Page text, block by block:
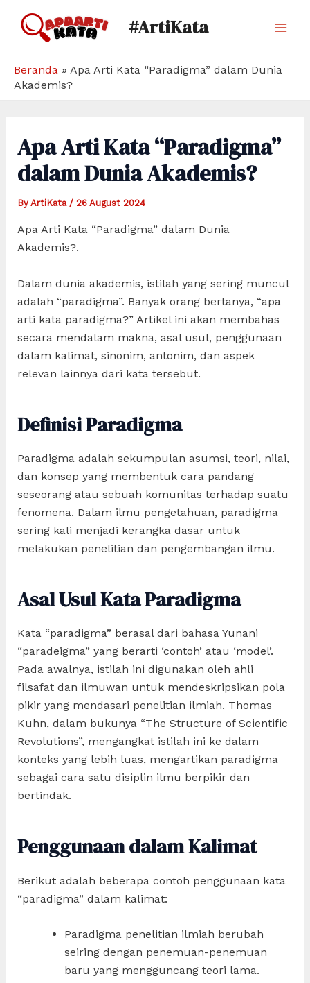
#ArtiKata
Beranda » Apa Arti Kata “Paradigma” dalam Dunia
Akademis?
Apa Arti Kata “Paradigma”
dalam Dunia Akademis?
By ArtiKata / 26 August 2024
Apa Arti Kata “Paradigma” dalam Dunia
Akademis?.
Dalam dunia akademis, istilah yang sering muncul
adalah “paradigma”. Banyak orang bertanya, “apa
arti kata paradigma?” Artikel ini akan membahas
secara mendalam makna, asal usul, penggunaan
dalam kalimat, sinonim, antonim, dan aspek
relevan lainnya dari kata tersebut.
Definisi Paradigma
Paradigma adalah sekumpulan asumsi, teori, nilai,
dan konsep yang membentuk cara pandang
seseorang atau sebuah komunitas terhadap suatu
fenomena. Dalam ilmu pengetahuan, paradigma
sering kali menjadi kerangka dasar untuk
melakukan penelitian dan pengembangan ilmu.
Asal Usul Kata Paradigma
Kata “paradigma” berasal dari bahasa Yunani
“paradeigma” yang berarti ‘contoh’ atau ‘model’.
Pada awalnya, istilah ini digunakan oleh ahli
filsafat dan ilmuwan untuk mendeskripsikan pola
pikir yang mendasari penelitian ilmiah. Thomas
Kuhn, dalam bukunya “The Structure of Scientific
Revolutions”, mengangkat istilah ini ke dalam
konteks yang lebih luas, mengartikan paradigma
sebagai cara satu disiplin ilmu berpikir dan
bertindak.
Penggunaan dalam Kalimat
Berikut adalah beberapa contoh penggunaan kata
“paradigma” dalam kalimat:
Paradigma penelitian ilmiah berubah
seiring dengan penemuan-penemuan
baru yang mengguncang teori lama.